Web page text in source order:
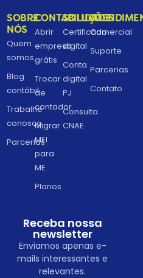
SOBRE
NÓS
Quem
somos
Blog
contábil
Trabalhe
conosco
Parcerias
CONTABILIDADE
Abrir
empresa
grátis
Trocar
de
contador
Migrar
MEI
para
ME
Planos
SOLUÇÕES
Certificado
digital
Conta
digital
PJ
Consulta
CNAE
Comercial
Suporte
Parcerias
Contato
Receba nossa
newsletter
Enviamos apenas e-
mails interessantes e
relevantes.